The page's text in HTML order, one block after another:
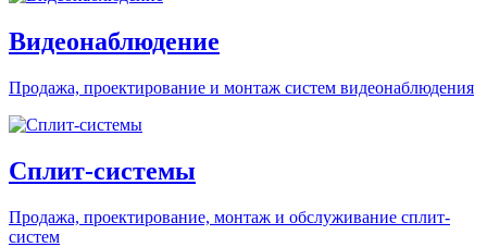
Видеонаблюдение
Продажа, проектирование и монтаж систем видеонаблюдения
Сплит-системы
Продажа, проектирование, монтаж и обслуживание сплит-
систем